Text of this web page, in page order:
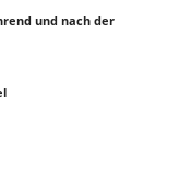
und nach der